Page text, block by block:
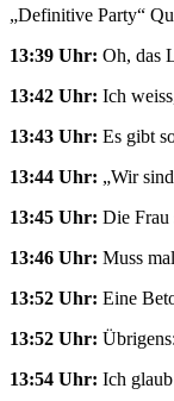
„Definitive Party“
13:39 Uhr: Oh, das
13:42 Uhr: Ich
13:43 Uhr: Es gibt
13:44 Uhr: „Wir
13:45 Uhr: Die Frau
13:46 Uhr: Muss
13:52 Uhr: Eine
13:52 Uhr:
13:54 Uhr: Ich